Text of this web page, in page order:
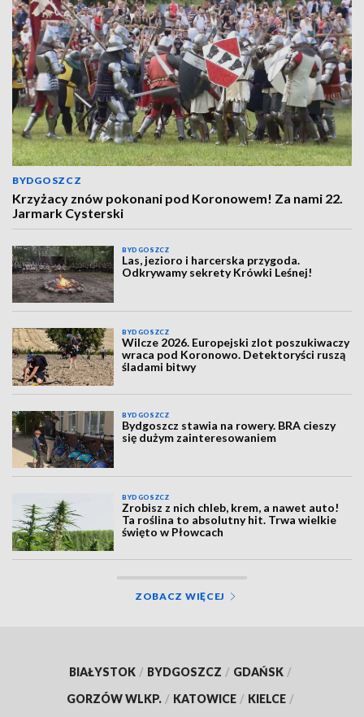
BYDGOSZCZ
Krzyżacy znów pokonani pod Koronowem! Za nami 22.
Jarmark Cysterski
BYDGOSZCZ
Las, jezioro i harcerska przygoda.
Odkrywamy sekrety Krówki Leśnej!
BYDGOSZCZ
Wilcze 2026. Europejski zlot poszukiwaczy
wraca pod Koronowo. Detektoryści ruszą
śladami bitwy
BYDGOSZCZ
Bydgoszcz stawia na rowery. BRA cieszy
się dużym zainteresowaniem
BYDGOSZCZ
Zrobisz z nich chleb, krem, a nawet auto!
Ta roślina to absolutny hit. Trwa wielkie
święto w Płowcach
ZOBACZ WIĘCEJ
BIAŁYSTOK / BYDGOSZCZ / GDAŃSK /
GORZÓW WLKP. / KATOWICE / KIELCE /